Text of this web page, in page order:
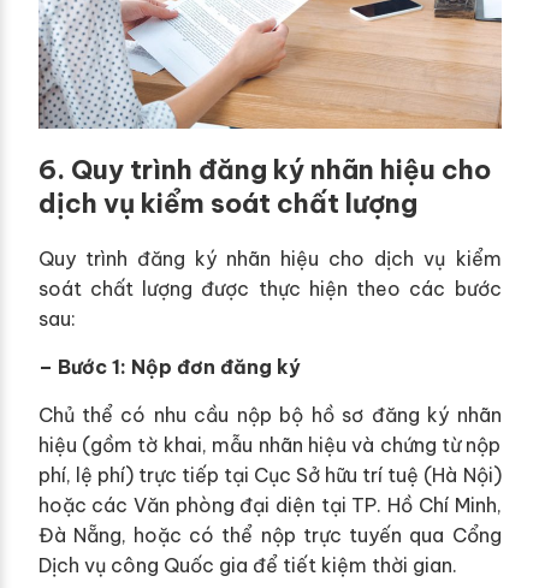
6. Quy trình đăng ký nhãn hiệu cho
dịch vụ kiểm soát chất lượng
Quy trình đăng ký nhãn hiệu cho dịch vụ kiểm
soát chất lượng được thực hiện theo các bước
sau:
– Bước 1: Nộp đơn đăng ký
Chủ thể có nhu cầu nộp bộ hồ sơ đăng ký nhãn
hiệu (gồm tờ khai, mẫu nhãn hiệu và chứng từ nộp
phí, lệ phí) trực tiếp tại Cục Sở hữu trí tuệ (Hà Nội)
hoặc các Văn phòng đại diện tại TP. Hồ Chí Minh,
Đà Nẵng, hoặc có thể nộp trực tuyến qua Cổng
Dịch vụ công Quốc gia để tiết kiệm thời gian.